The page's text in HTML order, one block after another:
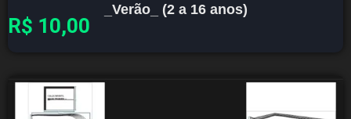
_Verão_ (2 a 16 anos)
R$ 10,00